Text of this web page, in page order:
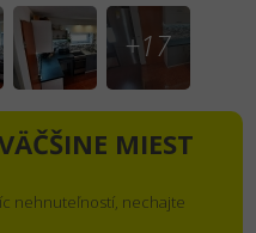
+17
MIEST
nehnuteľností, nechajte